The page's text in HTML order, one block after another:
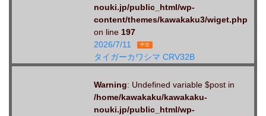
nouki.jp/public_html/wp-
content/themes/kawakaku3/wiget.php
on line 197
2026/7/11
中古
タイガーカワシマ CRV32B
Warning: Undefined variable $post in
/home/kawakaku/kawakaku-
nouki.jp/public_html/wp-